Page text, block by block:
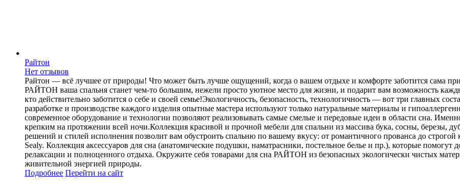
Райтон
Нет отзывов
Райтон — всё лучшее от природы! Что может быть лучше ощущений, когда о вашем отдыхе и комфорте заботится сама
РАЙТОН ваша спальня станет чем-то большим, нежели просто уютное место для жизни, и подарит вам возможность
кто действительно заботится о себе и своей семье!Экологичность, безопасность, технологичность — вот три главных
разработке и производстве каждого изделия опытные мастера используют только натуральные материалы и
современное оборудование и технологии позволяют реализовывать самые смелые и передовые идеи в области сна.
крепким на протяжении всей ночи.Коллекция красивой и прочной мебели для спальни из массива бука, сосны, березы,
решений и стилей исполнения позволит вам обустроить спальню по вашему вкусу: от романтичного прованса до
Sealy. Коллекция аксессуаров для сна (анатомические подушки, наматрасники, постельное белье и пр.), которые помогут
релаксации и полноценного отдыха. Окружите себя товарами для сна РАЙТОН из безопасных экологически чистых
живительной энергией природы.
Подробнее Перейти на сайт